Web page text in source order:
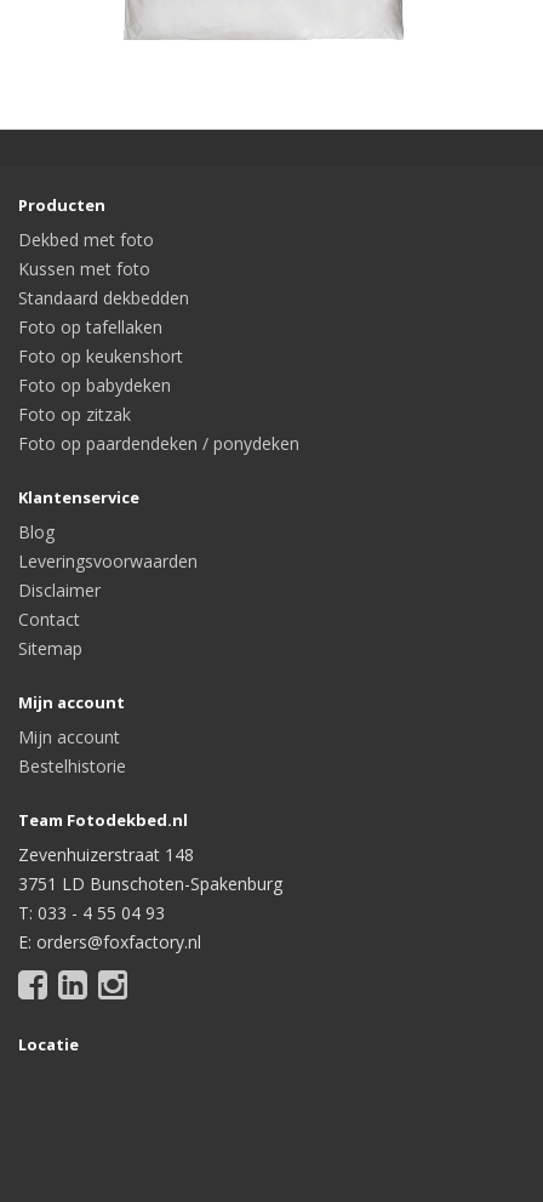
Producten
Dekbed met foto
Kussen met foto
Standaard dekbedden
Foto op tafellaken
Foto op keukenshort
Foto op babydeken
Foto op zitzak
Foto op paardendeken / ponydeken
Klantenservice
Blog
Leveringsvoorwaarden
Disclaimer
Contact
Sitemap
Mijn account
Mijn account
Bestelhistorie
Team Fotodekbed.nl
Zevenhuizerstraat 148
3751 LD Bunschoten-Spakenburg
T: 033 - 4 55 04 93
E: orders@foxfactory.nl
Locatie